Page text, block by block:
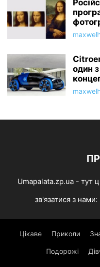
один
Umapalata.zp.ua - тут
зв'язатися з нами:
Цікаве Приколи
Подорожі